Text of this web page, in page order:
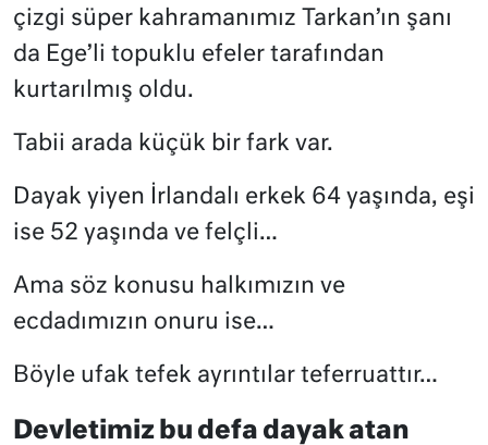
çizgi süper kahramanımız Tarkan’ın şanı
da Ege’li topuklu efeler tarafından
kurtarılmış oldu.
Tabii arada küçük bir fark var.
Dayak yiyen İrlandalı erkek 64 yaşında, eşi
ise 52 yaşında ve felçli…
Ama söz konusu halkımızın ve
ecdadımızın onuru ise…
Böyle ufak tefek ayrıntılar teferruattır…
Devletimiz bu defa dayak atan